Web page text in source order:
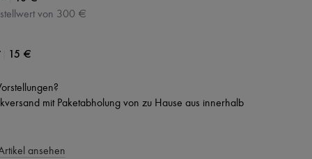
von 300 €
15 €
mit Paketabholung von zu Hause aus innerhalb
ansehen